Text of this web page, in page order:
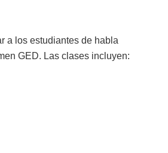
a los estudiantes de habla
GED. Las clases incluyen: